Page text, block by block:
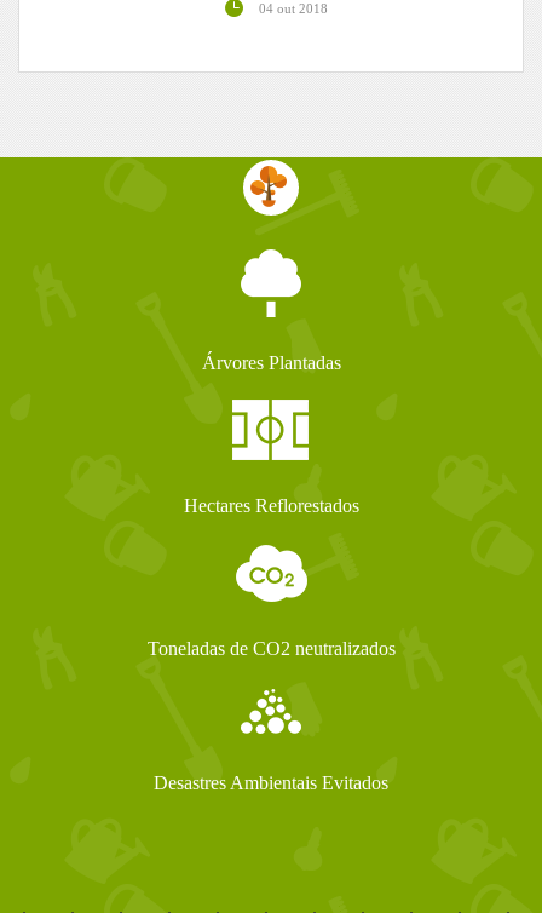
04 out 2018
Árvores Plantadas
Hectares Reflorestados
Toneladas de CO2 neutralizados
Desastres Ambientais Evitados